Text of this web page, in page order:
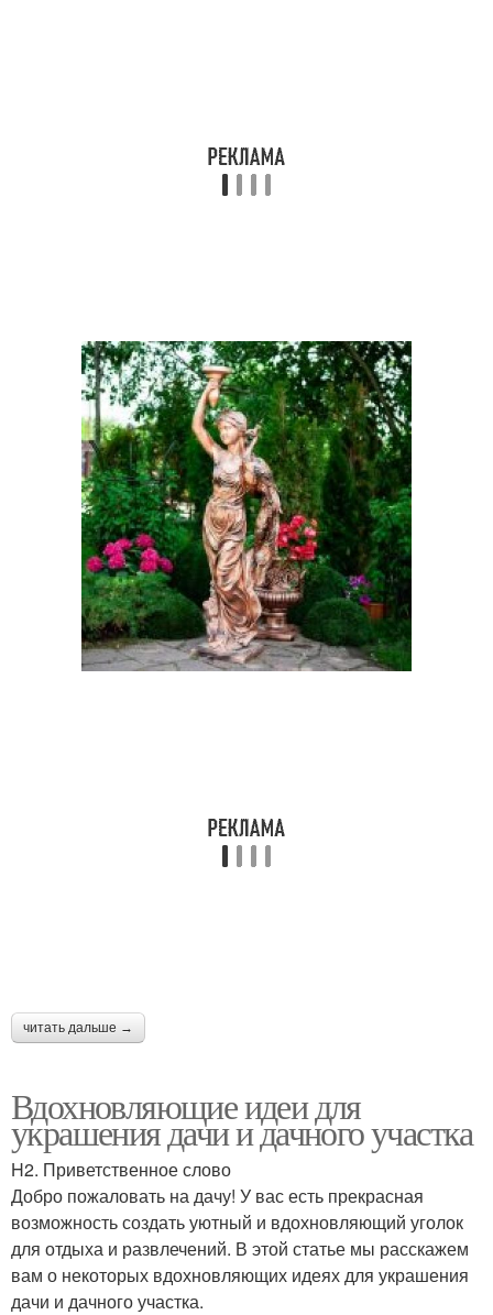
читать дальше →
Вдохновляющие идеи для
украшения дачи и дачного участка
H2. Приветственное слово
Добро пожаловать на дачу! У вас есть прекрасная
возможность создать уютный и вдохновляющий уголок
для отдыха и развлечений. В этой статье мы расскажем
вам о некоторых вдохновляющих идеях для украшения
дачи и дачного участка.